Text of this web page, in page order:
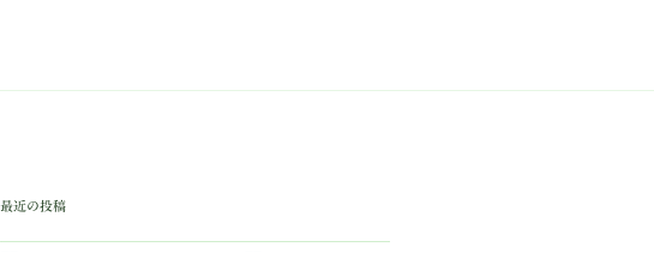
最近の投稿